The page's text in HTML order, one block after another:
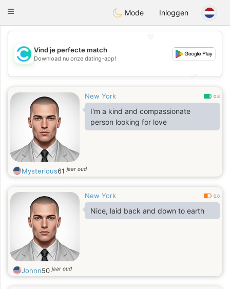
olombiaCitas
Toggle
Mode Inloggen
💖
💕
Vind je perfecte match
Download nu onze dating-app!
New York 0.8
I'm a kind and compassionate
person looking for love
Mysterious61jaar oud
New York 0.6
Nice, laid back and down to earth
Johnn50jaar oud